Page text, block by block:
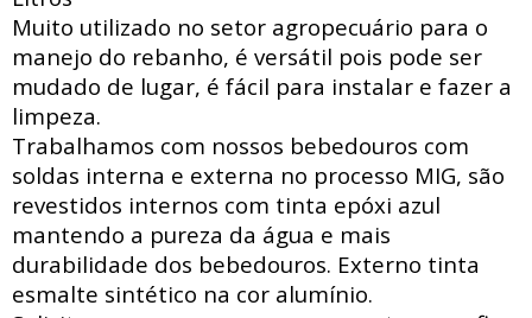
Muito utilizado no setor agropecuário para o
manejo do rebanho, é versátil pois pode ser
mudado de lugar, é fácil para instalar e fazer a
limpeza.
Trabalhamos com nossos bebedouros com
soldas interna e externa no processo MIG, são
revestidos internos com tinta epóxi azul
mantendo a pureza da água e mais
durabilidade dos bebedouros. Externo tinta
esmalte sintético na cor alumínio.